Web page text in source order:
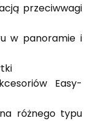
przeciwwagi
w panoramie i
Easy-
różnego typu